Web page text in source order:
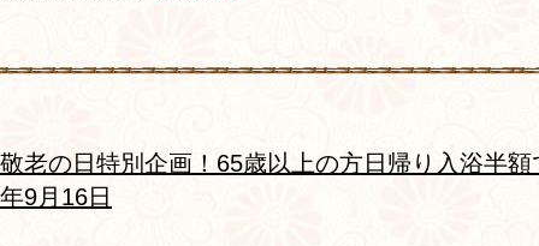
敬老の日特別企画！65歳以上の方日帰り入浴半
年9月16日